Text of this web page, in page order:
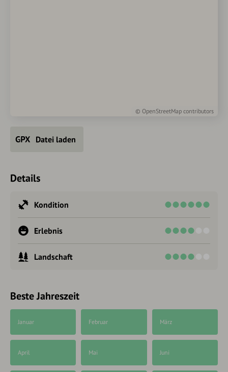
© OpenStreetMap contributors
Datei laden
Details
Kondition
Erlebnis
Landschaft
Beste Jahreszeit
Januar Februar März
April Mai Juni